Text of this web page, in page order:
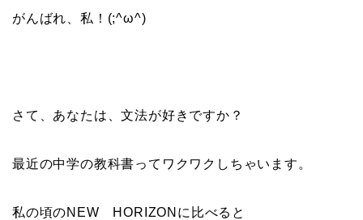
がんばれ、私！(;^ω^)
さて、あなたは、文法が好きですか？
最近の中学の教科書ってワクワクしちゃいます。
私の頃のNEW HORIZONに比べると